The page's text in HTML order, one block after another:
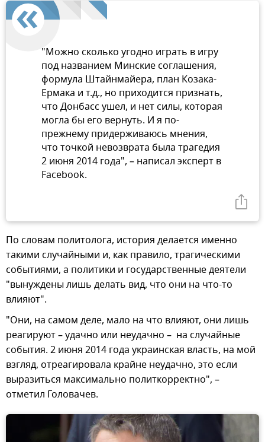
"Можно сколько угодно играть в игру
под названием Минские соглашения,
формула Штайнмайера, план Козака-
Ермака и т.д., но приходится признать,
что Донбасс ушел, и нет силы, которая
могла бы его вернуть. И я по-
прежнему придерживаюсь мнения,
что точкой невозврата была трагедия
2 июня 2014 года", – написал эксперт в
Facebook.
По словам политолога, история делается именно
такими случайными и, как правило, трагическими
событиями, а политики и государственные деятели
"вынуждены лишь делать вид, что они на что-то
влияют".
"Они, на самом деле, мало на что влияют, они лишь
реагируют – удачно или неудачно – на случайные
события. 2 июня 2014 года украинская власть, на мой
взгляд, отреагировала крайне неудачно, это если
выразиться максимально политкорректно", –
отметил Головачев.